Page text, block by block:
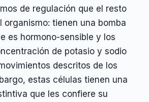
de regulación que el resto
organismo: tienen una bomba
es hormono-sensible y los
de potasio y sodio
descritos de los
estas células tienen una
que les confiere su